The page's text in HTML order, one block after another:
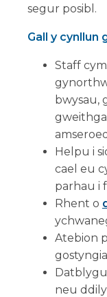
segur posibl.
Gall y cynllun
Staff
bwysau,
Helpu i
cael eu
parhau i
Rhent o
Atebion
neu